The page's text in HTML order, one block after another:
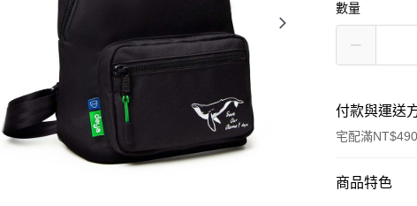
數量
付款與運送
宅配滿
付款方式
商品特色